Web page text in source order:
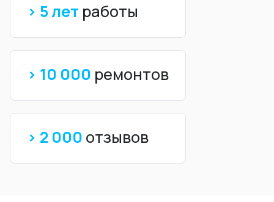
> 5 лет работы
> 10 000 ремонтов
> 2 000 отзывов